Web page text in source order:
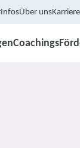
InfosÜber unsKarriere
Coachings